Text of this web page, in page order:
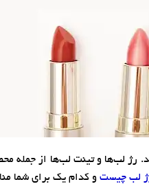
رژ لب‌ها و تینت لب‌ها از جمله
لب چیست و کدام یک برای شما